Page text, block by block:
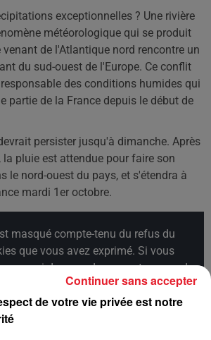
exceptionnelles ? Une rivière
météorologique qui se produit
de l'Atlantique nord rencontre un
du sud-ouest de l'Europe. Ce conflit
des conditions humides qui
partie de la France depuis le début de
persister jusqu'à dimanche. Après
la pluie est attendue pour faire son
le nord-ouest du pays, et s'étendra à
mardi 1er octobre.
masqué compte-tenu du refus du
que vous avez exprimé. Si vous
merci de nous donner votre accord
sur le bouton ci-dessous.
Afficher l'élément
de votre vie privée est notre
Continuer sans accepter